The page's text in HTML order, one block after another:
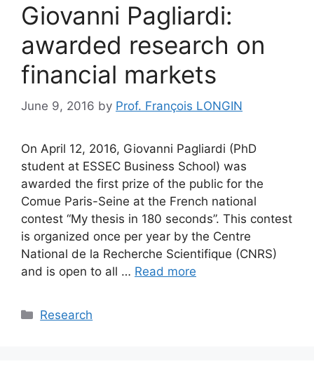
Giovanni Pagliardi:
awarded research on
financial markets
June 9, 2016 by Prof. François LONGIN
On April 12, 2016, Giovanni Pagliardi (PhD
student at ESSEC Business School) was
awarded the first prize of the public for the
Comue Paris-Seine at the French national
contest “My thesis in 180 seconds”. This contest
is organized once per year by the Centre
National de la Recherche Scientifique (CNRS)
and is open to all … Read more
Categories
Research